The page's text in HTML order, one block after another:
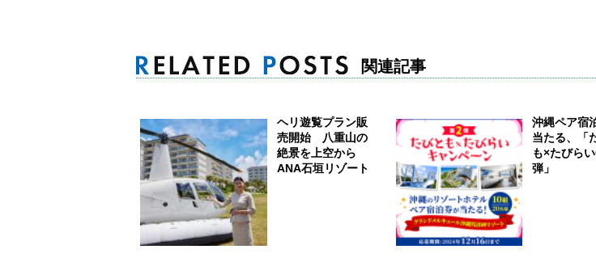
関連記事
ヘリ遊覧プラン販
売開始 八重山の
絶景を上空から
ANA石垣リゾート
沖縄ペア宿
当たる、「
も×たびら
弾」